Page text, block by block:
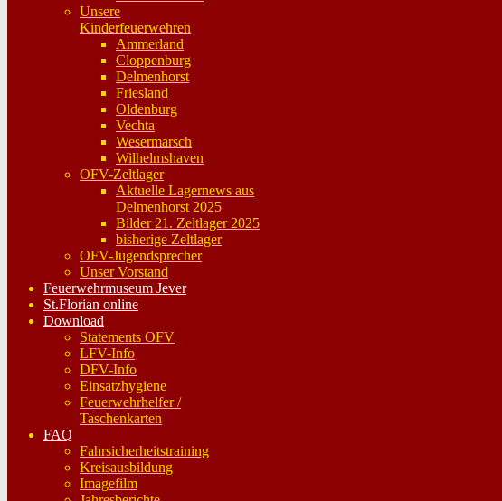
Unsere
Kinderfeuerwehren
Ammerland
Cloppenburg
Delmenhorst
Friesland
Oldenburg
Vechta
Wesermarsch
Wilhelmshaven
OFV-Zeltlager
Aktuelle Lagernews aus
Delmenhorst 2025
Bilder 21. Zeltlager 2025
bisherige Zeltlager
OFV-Jugendsprecher
Unser Vorstand
Feuerwehrmuseum Jever
St.Florian online
Download
Statements OFV
LFV-Info
DFV-Info
Einsatzhygiene
Feuerwehrhelfer /
Taschenkarten
FAQ
Fahrsicherheitstraining
Kreisausbildung
Imagefilm